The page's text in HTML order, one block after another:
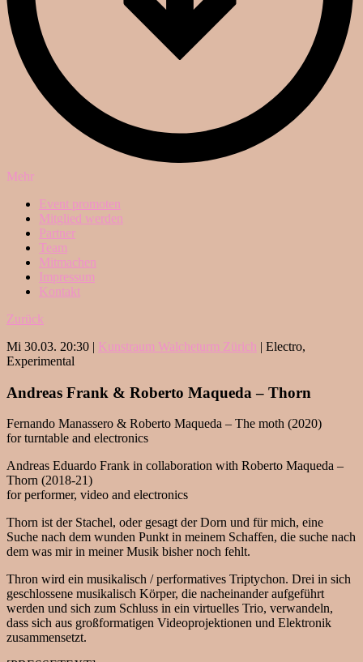
Mehr
Event promoten
Mitglied werden
Partner
Team
Mitmachen
Impressum
Kontakt
Zurück
Mi 30.03. 20:30 | Kunstraum Walcheturm Zürich | Electro,
Experimental
Andreas Frank & Roberto Maqueda – Thorn
Fernando Manassero & Roberto Maqueda – The moth (2020)
for turntable and electronics
Andreas Eduardo Frank in collaboration with Roberto Maqueda –
Thorn (2018-21)
for performer, video and electronics
Thorn ist der Stachel, oder gesagt der Dorn und für mich, eine
Suche nach dem wunden Punkt in meinem Schaffen, die suche nach
dem was mir in meiner Musik bisher noch fehlt.
Thron wird ein musikalisch / performatives Triptychon. Drei in sich
geschlossene musikalisch Körper, die nacheinander aufgeführt
werden und sich zum Schluss in ein virtuelles Trio, verwandeln,
dass sich aus großformatigen Videoprojektionen und Elektronik
zusammensetzt.